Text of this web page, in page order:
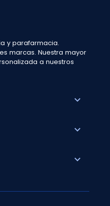
y parafarmacia.
marcas. Nuestra mayor
a nuestros
expand_more
expand_more
expand_more